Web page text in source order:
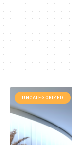
UNCATEGORIZED